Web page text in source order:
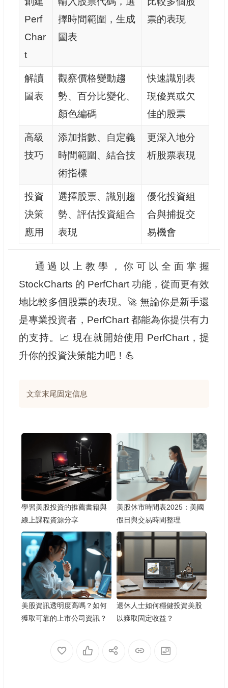
Perf
Char
t
擇時間範圍，生成
圖表
票的表現
解讀
圖表
觀察價格變動趨
勢、百分比變化、
顏色編碼
快速識別表
現優異或欠
佳的股票
高級
技巧
添加指數、自定義
時間範圍、結合技
術指標
更深入地分
析股票表現
投資
決策
應用
選擇股票、識別趨
勢、評估投資組合
表現
優化投資組
合與捕捉交
易機會
通過以上教學，你可以全面掌握
StockCharts 的 PerfChart 功能，從而更有效
地比較多個股票的表現。🚀 無論你是新手還
是專業投資者，PerfChart 都能為你提供有力
的支持。📈 現在就開始使用 PerfChart，提
升你的投資決策能力吧！💪
文章末尾固定信息
學習美股投資的推薦書籍與
線上課程資源分享
美股休市時間表2025：美國
假日與交易時間整理
美股資訊透明度高嗎？如何
獲取可靠的上市公司資訊？
退休人士如何穩健投資美股
以獲取固定收益？